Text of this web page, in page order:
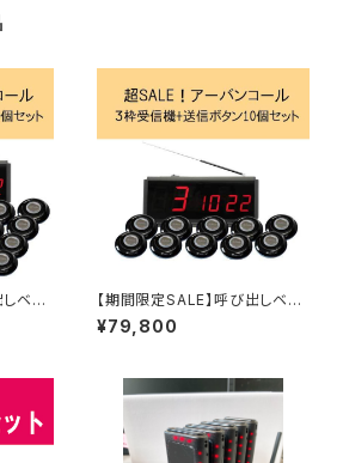
ベ
信ボ
【期間限定SALE】呼び出しベ
ル アーバンコール20 送信ボ
タン10個セット
¥79,800